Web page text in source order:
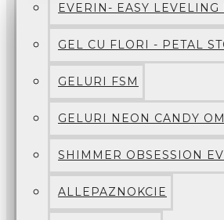
EVERIN- EASY LEVELING
GEL CU FLORI - PETAL
GELURI FSM
GELURI NEON CANDY
SHIMMER OBSESSION
ALLEPAZNOKCIE